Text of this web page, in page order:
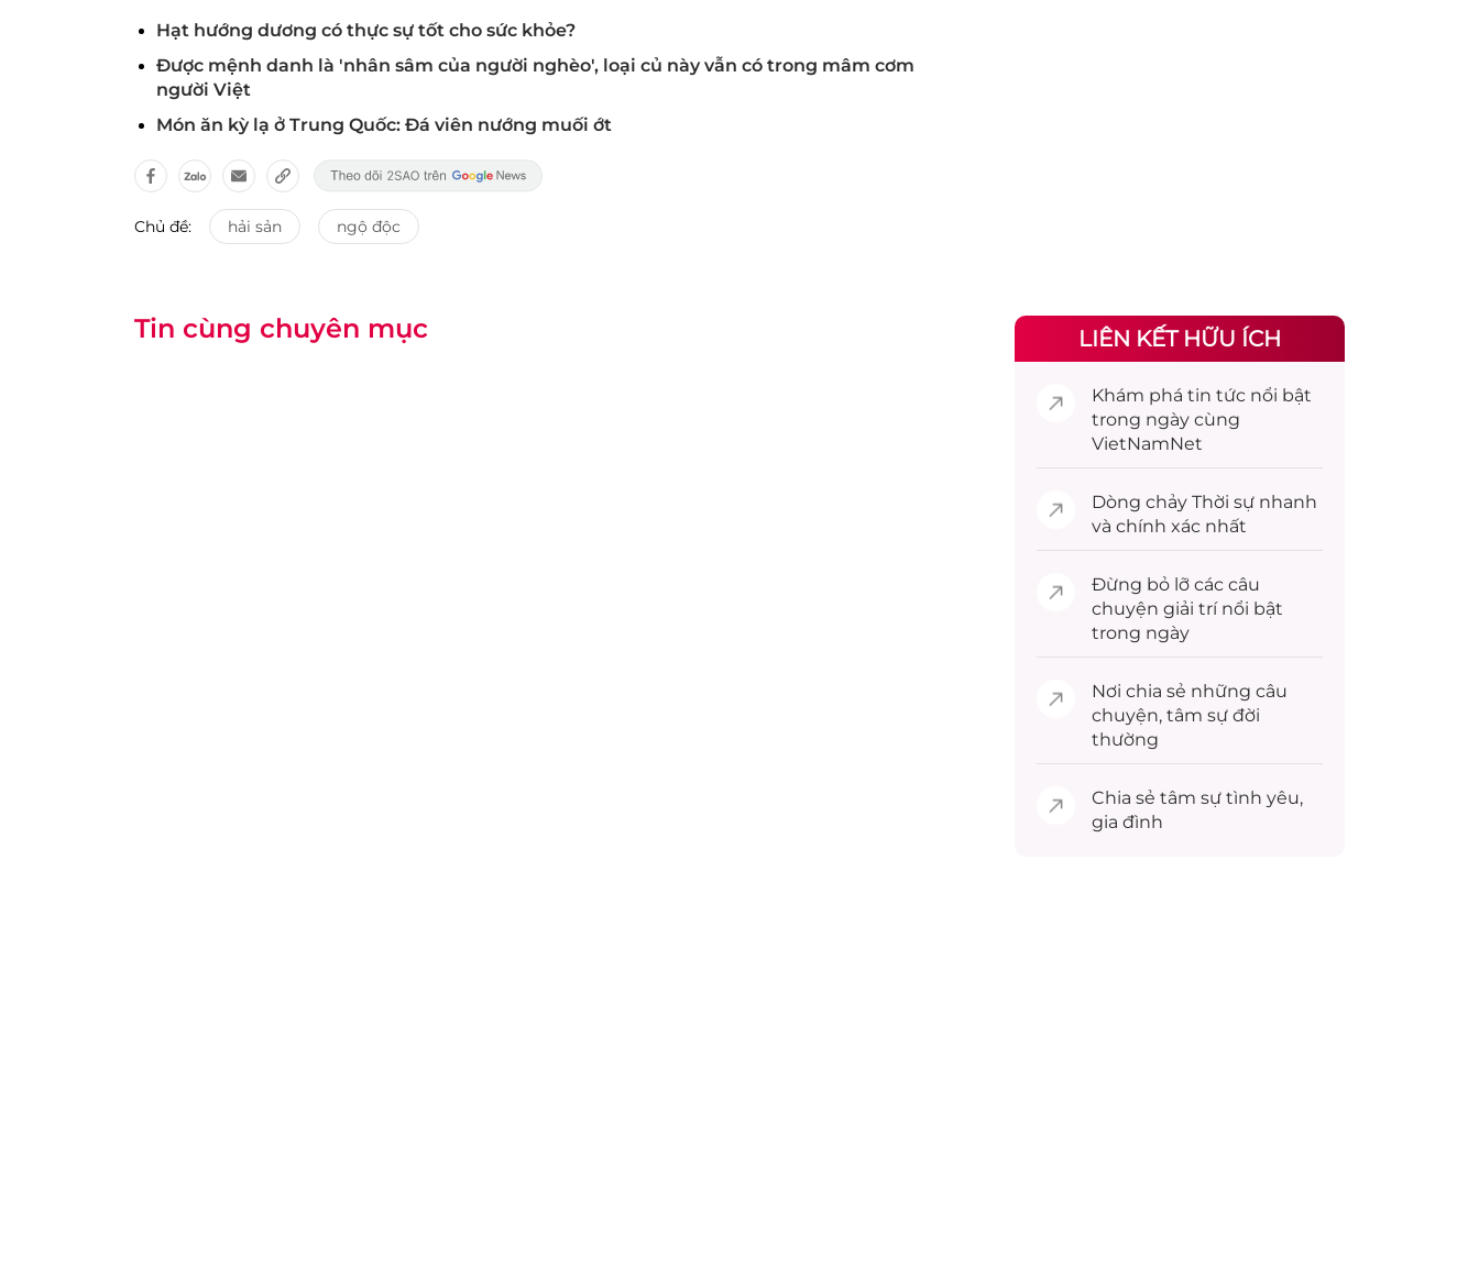
Hạt hướng dương có thực sự tốt cho sức khỏe?
Được mệnh danh là 'nhân sâm của người nghèo', loại củ này vẫn có trong mâm cơm
người Việt
Món ăn kỳ lạ ở Trung Quốc: Đá viên nướng muối ớt
Chủ đề: hải sản ngộ độc
Tin cùng chuyên mục LIÊN KẾT HỮU ÍCH
Khám phá tin tức nổi bật
trong ngày cùng
VietNamNet
Dòng chảy Thời sự nhanh
và chính xác nhất
Đừng bỏ lỡ các câu
chuyện giải trínổi bật
trong ngày
Nơi chia sẻ những câu
chuyện, tâm sự đời
thường
Chia sẻ tâm sự tình yêu,
gia đình